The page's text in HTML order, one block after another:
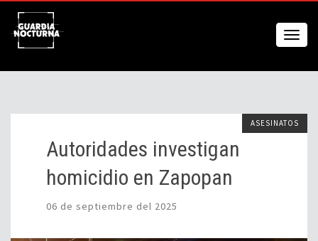
ASESINATOS
Autoridades investigan
homicidio en Zapopan
06 de septiembre del 2025